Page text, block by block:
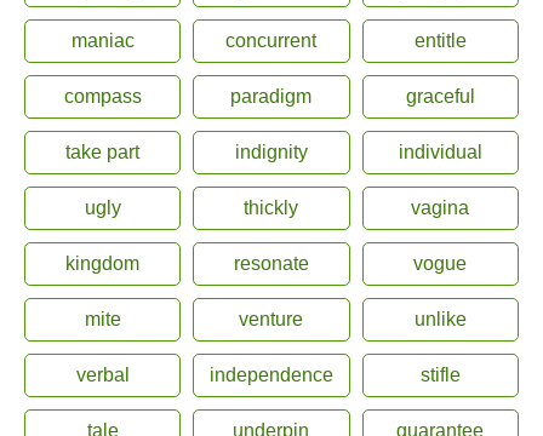
maniac concurrent entitle
compass paradigm graceful
take part indignity individual
ugly thickly vagina
kingdom resonate vogue
mite venture unlike
verbal independence stifle
tale underpin guarantee